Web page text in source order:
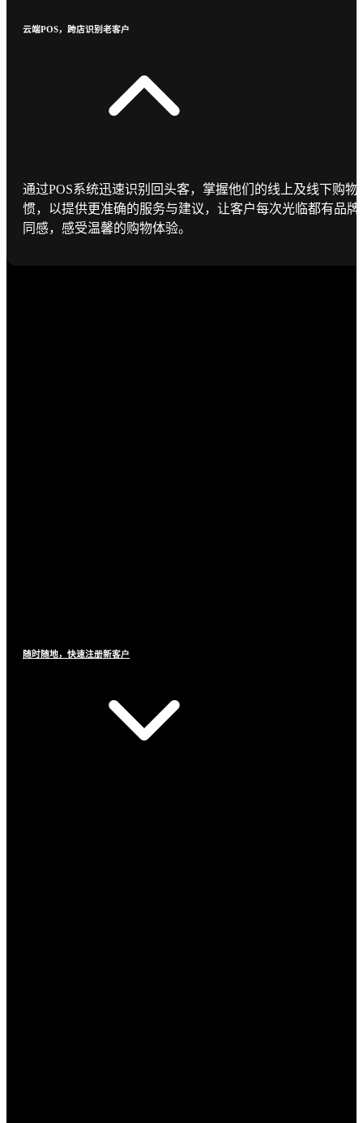
云端POS，跨店识别老客户
通过POS系统迅速识别回头客，掌握他们的线上及线下购物
惯，以提供更准确的服务与建议，让客户每次光临都有品牌
同感，感受温馨的购物体验。
随时随地，快速注册新客户